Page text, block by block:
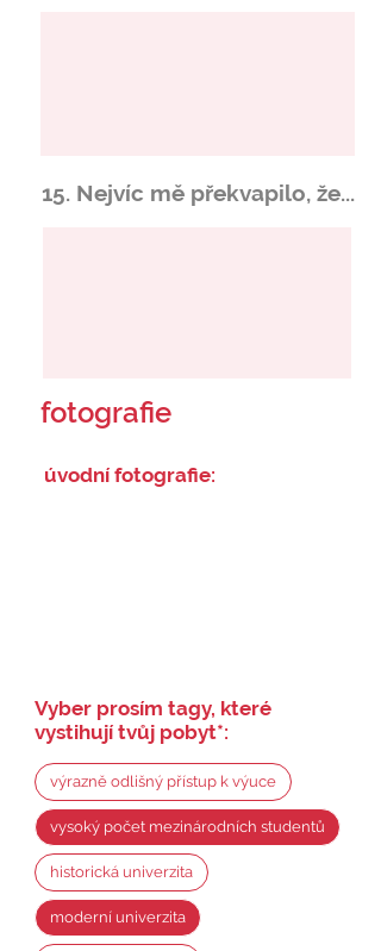
15. Nejvíc mě překvapilo, že...
fotografie
úvodní fotografie:
Vyber prosím tagy, které
vystihují tvůj pobyt*:
výrazně odlišný přístup k výuce
vysoký počet mezinárodních studentů
historická univerzita
moderní univerzita